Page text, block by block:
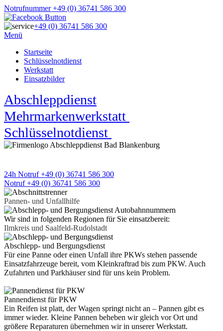
Notrufnummer +49 (0) 36741 586 300
+49 (0) 36741 586 300
Menü
Startseite
Schlüsselnotdienst
Werkstatt
Einsatzbilder
Abschleppdienst
Mehrmarkenwerkstatt
Schlüsselnotdienst
24h Notruf +49 (0) 36741 586 300
Notruf +49 (0) 36741 586 300
Pannen- und Unfallhilfe
Wir sind in folgenden Regionen für Sie einsatzbereit:
Ilmkreis und Saalfeld-Rudolstadt
Abschlepp- und Bergungsdienst
Für eine Panne oder einen Unfall ihre PKWs stehen passende
Einsatzfahrzeuge bereit, vom Kleinkraftrad bis zum PKW. Auch
Zufahrten und Parkhäuser sind für uns kein Problem.
Pannendienst für PKW
Ein Reifen ist platt, der Wagen springt nicht an – Pannen gibt es
immer wieder. Kleine Pannen beheben wir gleich vor Ort und
größere Reparaturen übernehmen wir in unserer Werkstatt.